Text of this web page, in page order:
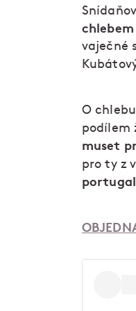
vaječné
O
podílem
muset
pro ty z